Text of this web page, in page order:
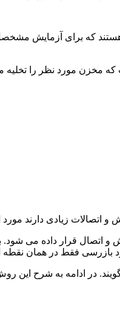
که برای آزمایش مشخصات
قرار داده می شود.